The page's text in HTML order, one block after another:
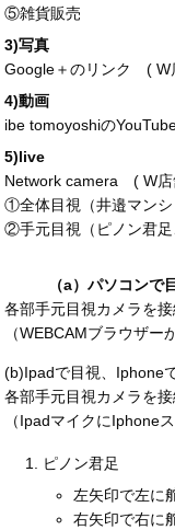
⑤雑貨販売
3)写真
Google＋のリンク ( W
4)動画
ibe tomoyoshiの
5)live
Network camera ( W
①全体目視（井邉マンシ
②手元目視（ピノン君
（a）パソコンで目
各部手元目視カメラを
（WEBCAMブラウザー
(b)Ipadで目視、Iphone
各部手元目視カメラを
（IpadマイクにIphone
ピノン君足
左矢印で左に
右矢印で右に